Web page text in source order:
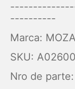
----------
Marca: MOZA
SKU: A02600
Nro de